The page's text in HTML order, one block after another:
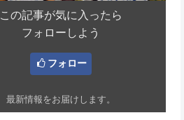
この記事が気に入ったら
フォローしよう
フォロー
最新情報をお届けします。